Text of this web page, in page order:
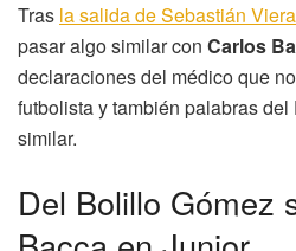
Tras la salida de Sebastián Viera
pasar algo similar con Carlos
declaraciones del médico que
futbolista y también palabras
similar.
Del Bolillo Gómez